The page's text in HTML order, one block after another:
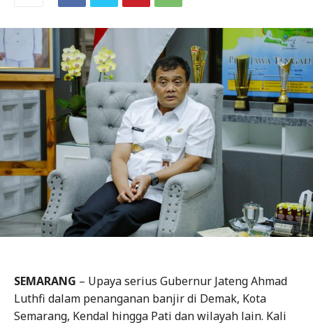
SEMARANG – Upaya serius Gubernur Jateng Ahmad
Luthfi dalam penanganan banjir di Demak, Kota
Semarang, Kendal hingga Pati dan wilayah lain. Kali